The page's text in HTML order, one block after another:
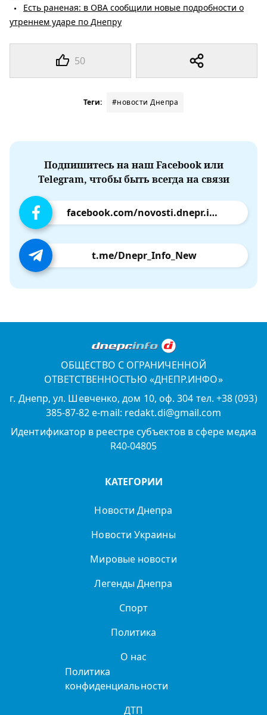
50
Есть раненая: в ОВА сообщили новые подробности о
утреннем ударе по Днепру
Теги: #новости Днепра
Подпишитесь на наш Facebook или
Telegram, чтобы быть всегда на связи
facebook.com/novosti.dnepr.info
t.me/Dnepr_Info_New
ОБЩЕСТВО С ОГРАНИЧЕННОЙ
ОТВЕТСТВЕННОСТЬЮ «ДНЕПР.ИНФО»
г. Днепр, ул. Шевченко, дом 10, оф. 304 тел. +38 (093)
385-87-82 e-mail: redakt.di@gmail.com
Идентификатор в реестре субъектов в сфере медиа
R40-04805
КАТЕГОРИИ
Новости Днепра
Новости Украины
Мировые новости
Легенды Днепра
Спорт
Политика
О нас
Политика
конфиденциальности
ДТП